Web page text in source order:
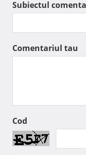
Subiectul
Comentariul tau
Cod